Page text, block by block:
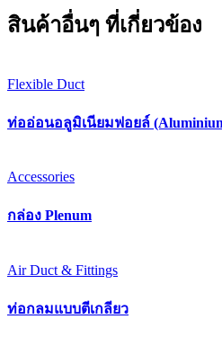
สินค้าอื่นๆ ที่เกี่ยวข้อง
Flexible Duct
ท่ออ่อนอลูมิเนียมฟอยล์
Accessories
กล่อง Plenum
Air Duct & Fittings
ท่อกลมแบบตีเกลียว